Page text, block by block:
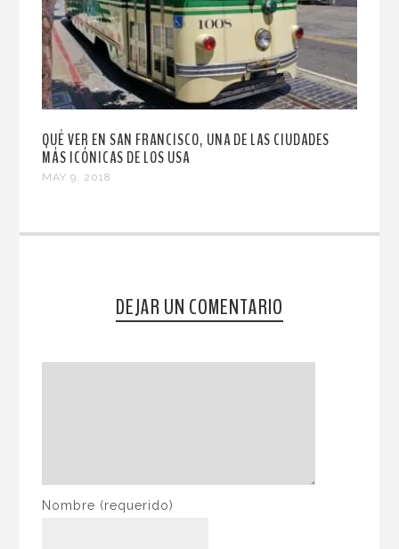
QUÉ VER EN SAN FRANCISCO, UNA DE LAS CIUDADES
MÁS ICÓNICAS DE LOS USA
MAY 9, 2018
DEJAR UN COMENTARIO
Nombre (requerido)